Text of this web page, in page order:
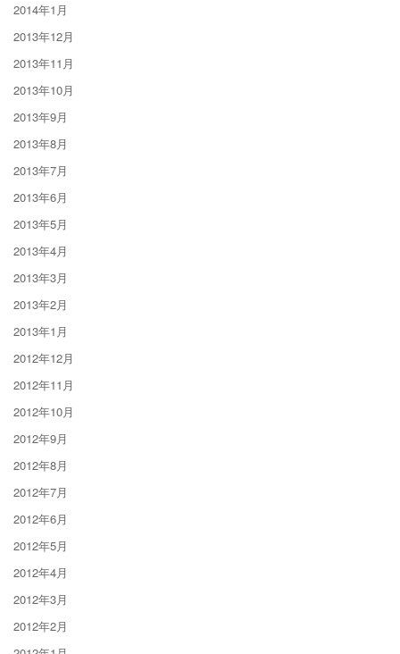
2014年1月
2013年12月
2013年11月
2013年10月
2013年9月
2013年8月
2013年7月
2013年6月
2013年5月
2013年4月
2013年3月
2013年2月
2013年1月
2012年12月
2012年11月
2012年10月
2012年9月
2012年8月
2012年7月
2012年6月
2012年5月
2012年4月
2012年3月
2012年2月